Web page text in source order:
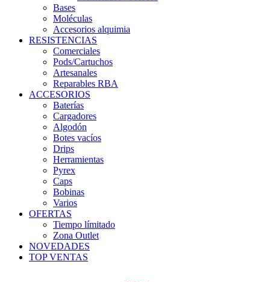
Bases
Moléculas
Accesorios alquimia
RESISTENCIAS
Comerciales
Pods/Cartuchos
Artesanales
Reparables RBA
ACCESORIOS
Baterías
Cargadores
Algodón
Botes vacíos
Drips
Herramientas
Pyrex
Caps
Bobinas
Varios
OFERTAS
Tiempo límitado
Zona Outlet
NOVEDADES
TOP VENTAS